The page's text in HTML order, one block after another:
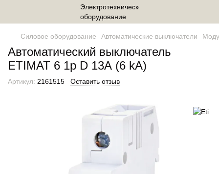
Силовое оборудование Автоматические выключатели
Автоматический выключатель
ETIMAT 6 1p D 13А (6 kA)
Артикул: 2161515 Оставить отзыв